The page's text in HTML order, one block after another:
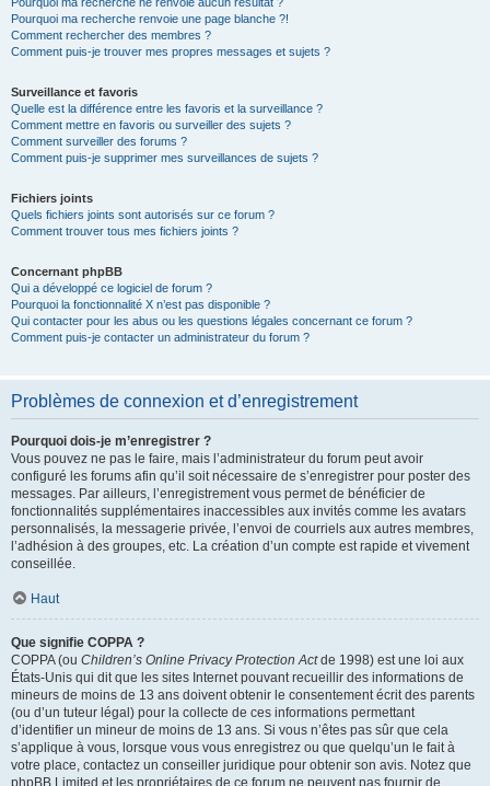
Pourquoi ma recherche renvoie une page blanche ?!
Comment rechercher des membres ?
Comment puis-je trouver mes propres messages et sujets ?
Surveillance et favoris
Quelle est la différence entre les favoris et la surveillance ?
Comment mettre en favoris ou surveiller des sujets ?
Comment surveiller des forums ?
Comment puis-je supprimer mes surveillances de sujets ?
Fichiers joints
Quels fichiers joints sont autorisés sur ce forum ?
Comment trouver tous mes fichiers joints ?
Concernant phpBB
Qui a développé ce logiciel de forum ?
Pourquoi la fonctionnalité X n’est pas disponible ?
Qui contacter pour les abus ou les questions légales concernant ce forum ?
Comment puis-je contacter un administrateur du forum ?
Problèmes de connexion et d’enregistrement
Pourquoi dois-je m’enregistrer ?
Vous pouvez ne pas le faire, mais l’administrateur du forum peut avoir
configuré les forums afin qu’il soit nécessaire de s’enregistrer pour poster des
messages. Par ailleurs, l’enregistrement vous permet de bénéficier de
fonctionnalités supplémentaires inaccessibles aux invités comme les avatars
personnalisés, la messagerie privée, l’envoi de courriels aux autres membres,
l’adhésion à des groupes, etc. La création d’un compte est rapide et vivement
conseillée.
Haut
Que signifie COPPA ?
COPPA (ou Children’s Online Privacy Protection Actde 1998) est une loi aux
États-Unis qui dit que les sites Internet pouvant recueillir des informations de
mineurs de moins de 13 ans doivent obtenir le consentement écrit des parents
(ou d’un tuteur légal) pour la collecte de ces informations permettant
d’identifier un mineur de moins de 13 ans. Si vous n’êtes pas sûr que cela
s’applique à vous, lorsque vous vous enregistrez ou que quelqu’un le fait à
votre place, contactez un conseiller juridique pour obtenir son avis. Notez que
phpBB Limited et les propriétaires de ce forum ne peuvent pas fournir de